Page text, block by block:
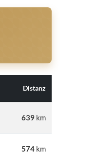
Distanz
639 km
574 km